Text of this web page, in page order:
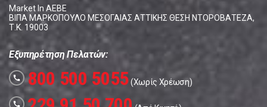
Market In ΑΕΒΕ
ΒΙΠΑ ΜΑΡΚΟΠΟΥΛΟ ΜΕΣΟΓΑΙΑΣ ΑΤΤΙΚΗΣ ΘΕΣΗ ΝΤΟΡΟΒΑΤΕΖΑ,
Τ.Κ. 19003
Εξυπηρέτηση Πελατών:
call 800 500 5055(Χωρίς Χρέωση)
call